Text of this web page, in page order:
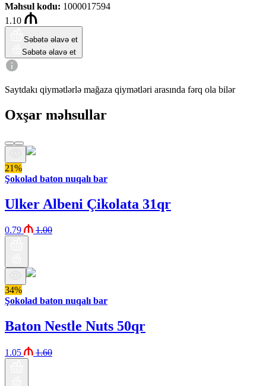
Məhsul kodu: 1000017594
1.10
Səbətə əlavə et
Səbətə əlavə et
Saytdakı qiymətlərlə mağaza qiymətləri arasında fərq ola bilər
Oxşar məhsullar
21%
Şokolad baton nuqalı bar
Ulker Albeni Çikolata 31qr
0.79 1.00
34%
Şokolad baton nuqalı bar
Baton Nestle Nuts 50qr
1.05 1.60